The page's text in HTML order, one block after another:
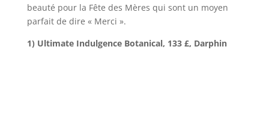
beauté pour la Fête des Mères qui sont un moyen
parfait de dire « Merci ».
1) Ultimate Indulgence Botanical, 133 £, Darphin